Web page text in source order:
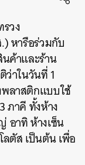
วง
.)หารือร่วมกับ
ค้าและร้าน
ว่าในวันที่1
ลาสติกแบบใช้
ภาคีทั้งห้าง
อาทิห้างเซ็น
ลตัสเป็นต้นเพื่อ